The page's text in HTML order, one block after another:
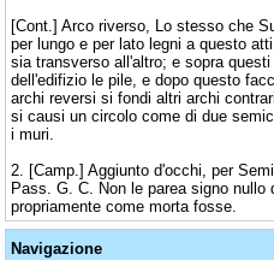
[Cont.] Arco riverso, Lo stesso che
per lungo e per lato legni a questo
sia transverso all'altro; e sopra
dell'edifizio le pile, e dopo questo
archi reversi si fondi altri archi
si causi un circolo come di due
i muri.
2. [Camp.] Aggiunto d'occhi, per
Pass. G. C. Non le parea signo nullo
propriamente come morta fosse.
Navigazione